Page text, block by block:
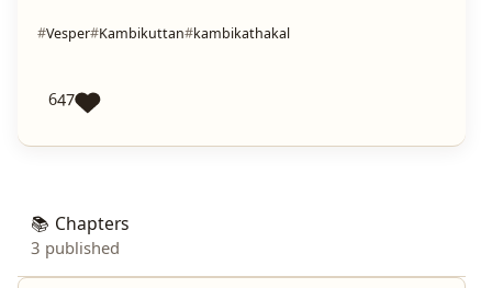
Vesper Kambikuttan kambikathakal
647
📚 Chapters
3 published